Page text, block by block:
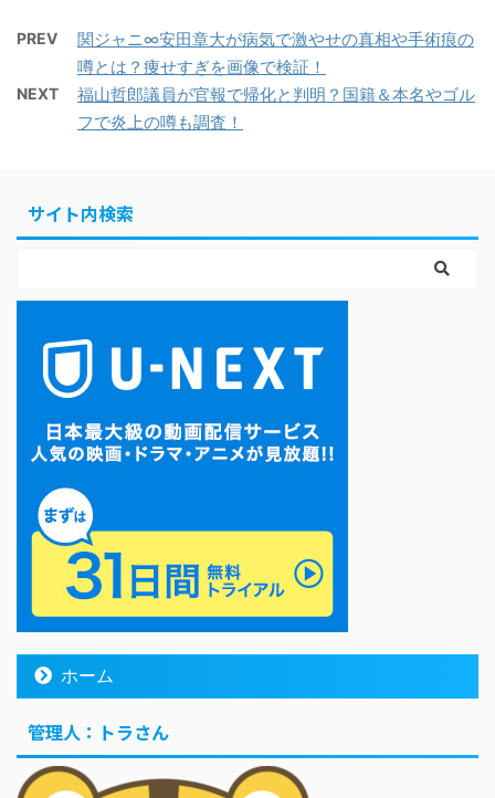
PREV
関ジャニ∞安田章大が病気で激やせの真相や手術痕の
噂とは？痩せすぎを画像で検証！
NEXT
福山哲郎議員が官報で帰化と判明？国籍＆本名やゴル
フで炎上の噂も調査！
サイト内検索
ホーム
管理人：トラさん